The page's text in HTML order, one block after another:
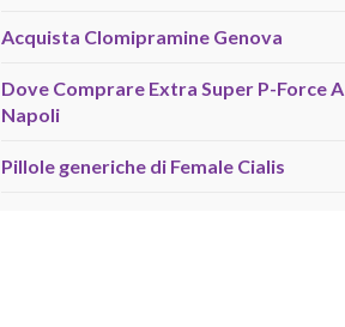
Acquista Clomipramine Genova
Dove Comprare Extra Super P-Force A
Napoli
Pillole generiche di Female Cialis